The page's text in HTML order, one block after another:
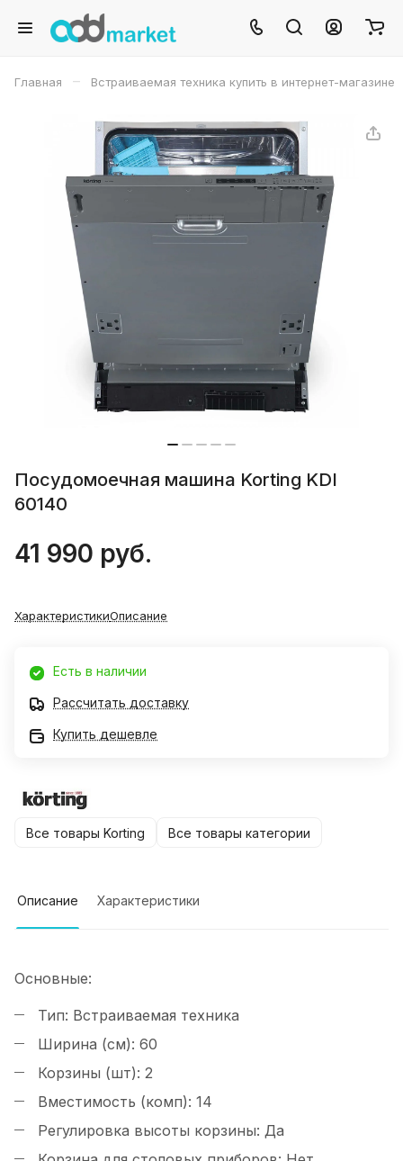
Главная – Встраиваемая техника купить в интернет-магазине
Посудомоечная машина Korting KDI
60140
41 990 руб.
ХарактеристикиОписание
Есть в наличии
Рассчитать доставку
Купить дешевле
Все товары Korting Все товары категории
Описание Характеристики
Основные:
Тип: Встраиваемая техника
Ширина (см): 60
Корзины (шт): 2
Вместимость (комп): 14
Регулировка высоты корзины: Да